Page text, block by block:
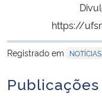
https://
Registrado em
NOTÍCIAS